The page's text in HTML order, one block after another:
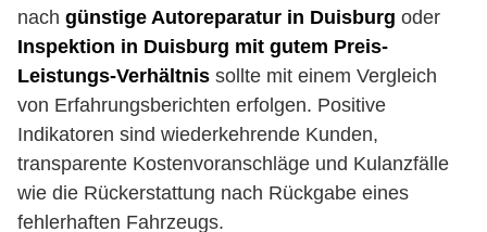
nach günstige Autoreparatur in Duisburg oder
Inspektion in Duisburg mit gutem Preis-
Leistungs-Verhältnis sollte mit einem Vergleich
von Erfahrungsberichten erfolgen. Positive
Indikatoren sind wiederkehrende Kunden,
transparente Kostenvoranschläge und Kulanzfälle
wie die Rückerstattung nach Rückgabe eines
fehlerhaften Fahrzeugs.